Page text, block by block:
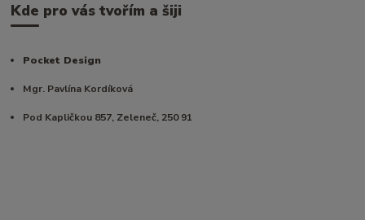
Kde pro vás tvořím a šiji
Pocket Design
Mgr. Pavlína Kordíková
Pod Kapličkou 857, Zeleneč, 250 91